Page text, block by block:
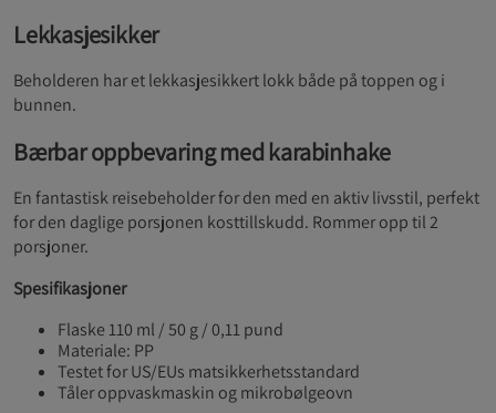
Lekkasjesikker
Beholderen har et lekkasjesikkert lokk både på toppen og i
bunnen.
Bærbar oppbevaring med karabinhake
En fantastisk reisebeholder for den med en aktiv livsstil, perfekt
for den daglige porsjonen kosttillskudd. Rommer opp til 2
porsjoner.
Spesifikasjoner
Flaske 110 ml / 50 g / 0,11 pund
Materiale: PP
Testet for US/EUs matsikkerhetsstandard
Tåler oppvaskmaskin og mikrobølgeovn